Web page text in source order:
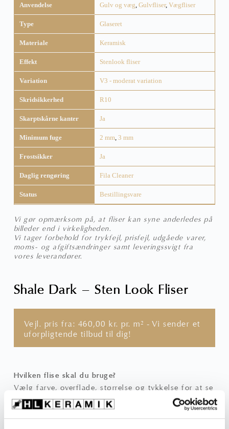
Anvendelse Gulv og væg Gulvfliser, Vægfliser
Type Glaseret
Materiale Keramisk
Effekt Stenlook fliser
Variation V3 - moderat variation
Skridsikkerhed R10
Skarptskårne kanter Ja
Minimum fuge 2 mm 3 mm
Frostsikker Ja
Daglig rengøring Fila Cleaner
Status Bestillingsvare
Vi gør opmærksom på, at fliser kan syne anderledes på
billeder end i virkeligheden.
Vi tager forbehold for trykfejl, prisfejl, udgåede varer,
moms- og afgiftsændringer samt leveringssvigt fra
vores leverandører.
Shale Dark – Sten Look Fliser
Vejl. pris fra: 460,00kr. pr. m² - Vi sender et
uforpligtende tilbud til dig!
Hvilken flise skal du bruge?
Vælg farve, overflade, størrelse og tykkelse for at se
prisen på din ønskede variant